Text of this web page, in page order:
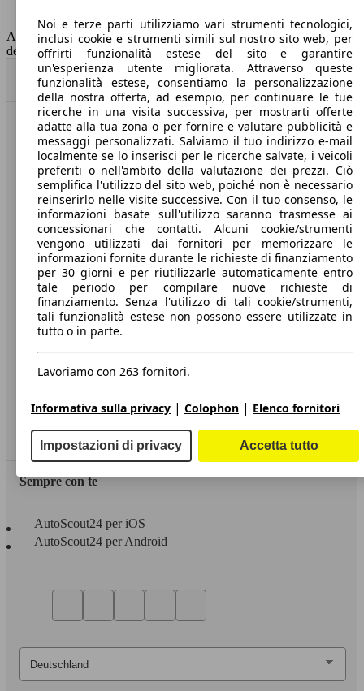
Capacità del serbatoio
52 l
AutoScout24 non si assume alcuna responsabilità per la correttezza
dei dati.
Torna su
Benvenuti su AutoScout24, il mercato auto europeo.
Società
A proposito di AutoScout24
Stampa
Media
Condizioni generali
Informazioni
Privacy
Dichiarazione di Accessibilità
Servizi
Area rivenditori
Sempre con te
AutoScout24 per iOS
AutoScout24 per Android
Noi e terze parti utilizziamo vari strumenti tecnologici,
inclusi cookie e strumenti simili sul nostro sito web, per
offrirti funzionalità estese del sito e garantire
un'esperienza utente migliorata. Attraverso queste
funzionalità estese, consentiamo la personalizzazione
della nostra offerta, ad esempio, per continuare le tue
ricerche in una visita successiva, per mostrarti offerte
adatte alla tua zona o per fornire e valutare pubblicità e
messaggi personalizzati. Salviamo il tuo indirizzo e-mail
localmente se lo inserisci per le ricerche salvate, i veicoli
preferiti o nell'ambito della valutazione dei prezzi. Ciò
semplifica l'utilizzo del sito web, poiché non è necessario
reinserirlo nelle visite successive. Con il tuo consenso, le
informazioni basate sull'utilizzo saranno trasmesse ai
concessionari che contatti. Alcuni cookie/strumenti
vengono utilizzati dai fornitori per memorizzare le
informazioni fornite durante le richieste di finanziamento
per 30 giorni e per riutilizzarle automaticamente entro
tale periodo per compilare nuove richieste di
finanziamento. Senza l'utilizzo di tali cookie/strumenti,
tali funzionalità estese non possono essere utilizzate in
tutto o in parte.
Lavoriamo con 263 fornitori.
Informativa sulla privacy | Colophon | Elenco fornitori
Impostazioni di privacy Accetta tutto